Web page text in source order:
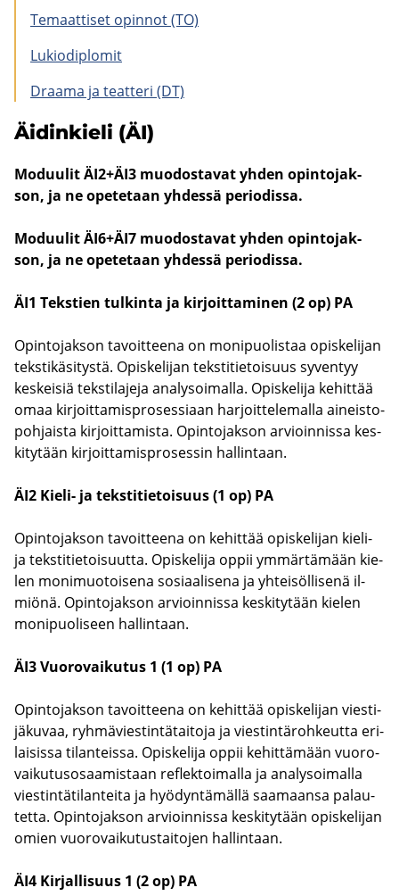
Te­maat­ti­set opin­not (TO)
Lu­kio­diplo­mit
Draa­ma ja teat­te­ri (DT)
Äi­din­kie­li (ÄI)
Mo­duu­lit ÄI2+ÄI3 muo­dos­ta­vat yhden opin­to­jak­
son, ja ne ope­te­taan yh­des­sä pe­rio­dis­sa.
Mo­duu­lit ÄI6+ÄI7 muo­dos­ta­vat yhden opin­to­jak­
son, ja ne ope­te­taan yh­des­sä pe­rio­dis­sa.
ÄI1 Teks­tien tul­kin­ta ja kir­joit­ta­mi­nen (2 op) PA
Opin­to­jak­son ta­voit­tee­na on mo­ni­puo­lis­taa opis­ke­li­jan
teks­ti­kä­si­tys­tä. Opis­ke­li­jan teks­ti­tie­toi­suus sy­ven­tyy
kes­kei­siä teks­ti­la­je­ja ana­ly­soi­mal­la. Opis­ke­li­ja ke­hit­tää
omaa kir­joit­ta­mis­pro­ses­si­aan har­joit­te­le­mal­la ai­neis­to­
poh­jais­ta kir­joit­ta­mis­ta. Opin­to­jak­son ar­vioin­nis­sa kes­
ki­ty­tään kir­joit­ta­mis­pro­ses­sin hal­lin­taan.
ÄI2 Kieli-​ ja teks­ti­tie­toi­suus (1 op) PA
Opin­to­jak­son ta­voit­tee­na on ke­hit­tää opis­ke­li­jan kieli-​
ja teks­ti­tie­toi­suut­ta. Opis­ke­li­ja oppii ym­mär­tä­mään kie­
len mo­ni­muo­toi­se­na so­si­aa­li­se­na ja yh­tei­söl­li­se­nä il­
miö­nä. Opin­to­jak­son ar­vioin­nis­sa kes­ki­ty­tään kie­len
mo­ni­puo­li­seen hal­lin­taan.
ÄI3 Vuo­ro­vai­ku­tus 1 (1 op) PA
Opin­to­jak­son ta­voit­tee­na on ke­hit­tää opis­ke­li­jan vies­ti­
jä­ku­vaa, ryh­mä­vies­tin­tä­tai­to­ja ja vies­tin­tä­roh­keut­ta eri­
lai­sis­sa ti­lan­teis­sa. Opis­ke­li­ja oppii ke­hit­tä­mään vuo­ro­
vai­ku­tus­osaa­mis­taan reflek­toi­mal­la ja ana­ly­soi­mal­la
vies­tin­tä­ti­lan­tei­ta ja hyö­dyn­tä­mäl­lä saa­maan­sa pa­lau­
tet­ta. Opin­to­jak­son ar­vioin­nis­sa kes­ki­ty­tään opis­ke­li­jan
omien vuo­ro­vai­ku­tus­tai­to­jen hal­lin­taan.
ÄI4 Kir­jal­li­suus 1 (2 op) PA